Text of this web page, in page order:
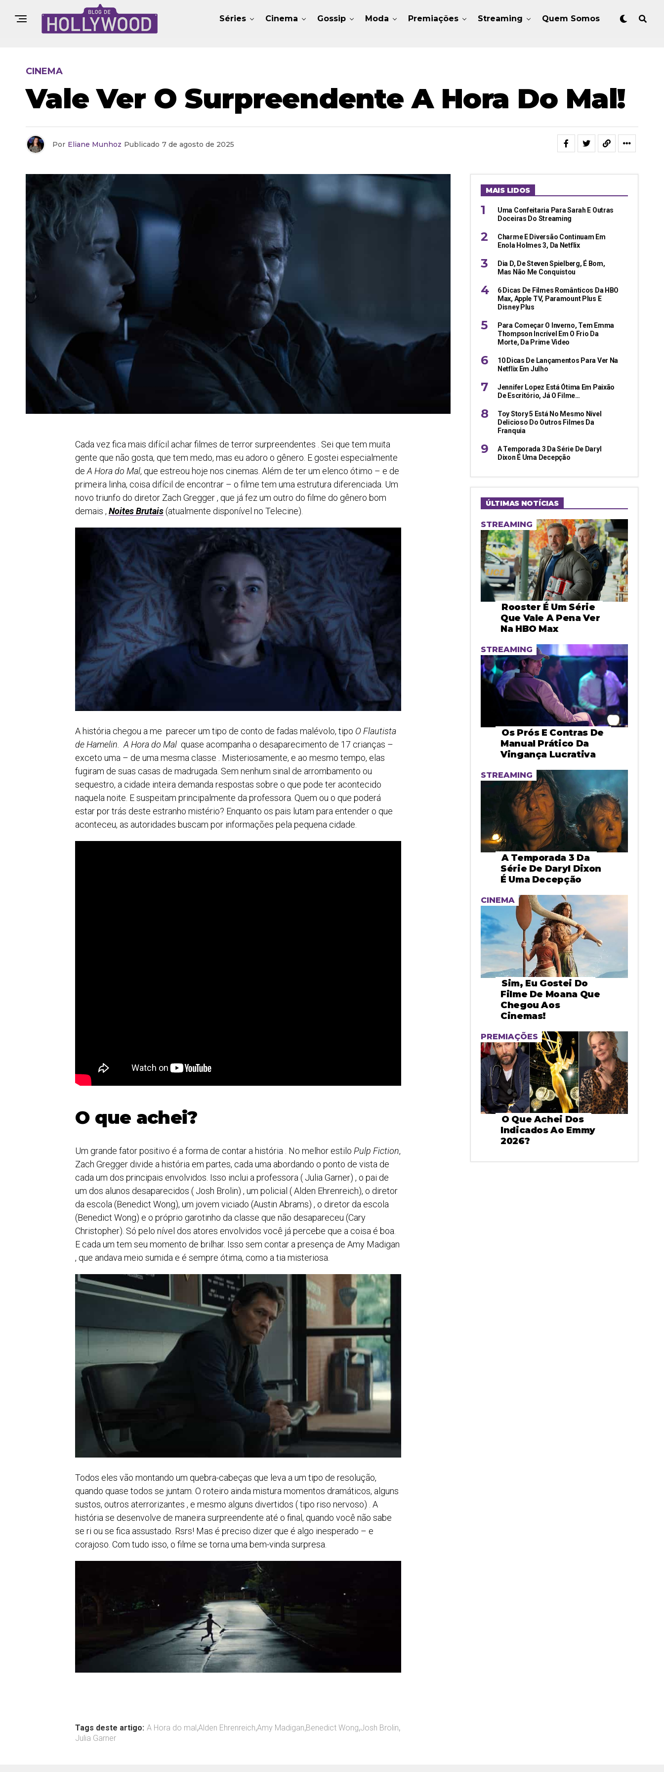
Séries Cinema Gossip Moda Premiações Streaming Quem Somos
CINEMA
Vale Ver O Surpreendente A Hora Do Mal!
Por Eliane Munhoz Publicado 7 de agosto de 2025
Cada vez fica mais difícil achar filmes de terror surpreendentes . Sei que tem muita
gente que não gosta, que tem medo, mas eu adoro o gênero. E gostei especialmente
de A Hora do Mal, que estreou hoje nos cinemas. Além de ter um elenco ótimo – e de
primeira linha, coisa difícil de encontrar – o filme tem uma estrutura diferenciada. Um
novo triunfo do diretor Zach Gregger , que já fez um outro do filme do gênero bom
demais , Noites Brutais(atualmente disponível no Telecine).
A história chegou a me parecer um tipo de conto de fadas malévolo, tipo O Flautista
de Hamelin. A Hora do Mal quase acompanha o desaparecimento de 17 crianças –
exceto uma – de uma mesma classe . Misteriosamente, e ao mesmo tempo, elas
fugiram de suas casas de madrugada. Sem nenhum sinal de arrombamento ou
sequestro, a cidade inteira demanda respostas sobre o que pode ter acontecido
naquela noite. E suspeitam principalmente da professora. Quem ou o que poderá
estar por trás deste estranho mistério? Enquanto os pais lutam para entender o que
aconteceu, as autoridades buscam por informações pela pequena cidade.
O que achei?
Um grande fator positivo é a forma de contar a história . No melhor estilo Pulp Fiction,
Zach Gregger divide a história em partes, cada uma abordando o ponto de vista de
cada um dos principais envolvidos. Isso inclui a professora ( Julia Garner) , o pai de
um dos alunos desaparecidos ( Josh Brolin) , um policial ( Alden Ehrenreich), o diretor
da escola (Benedict Wong), um jovem viciado (Austin Abrams) , o diretor da escola
(Benedict Wong) e o próprio garotinho da classe que não desapareceu (Cary
Christopher). Só pelo nível dos atores envolvidos você já percebe que a coisa é boa.
E cada um tem seu momento de brilhar. Isso sem contar a presença de Amy Madigan
, que andava meio sumida e é sempre ótima, como a tia misteriosa.
Todos eles vão montando um quebra-cabeças que leva a um tipo de resolução,
quando quase todos se juntam. O roteiro ainda mistura momentos dramáticos, alguns
sustos, outros aterrorizantes , e mesmo alguns divertidos ( tipo riso nervoso) . A
história se desenvolve de maneira surpreendente até o final, quando você não sabe
se ri ou se fica assustado. Rsrs! Mas é preciso dizer que é algo inesperado – e
corajoso. Com tudo isso, o filme se torna uma bem-vinda surpresa.
Tags deste artigo: A Hora do mal ,Alden Ehrenreich,Amy Madigan,Benedict Wong,Josh Brolin,
Julia Garner
MAIS LIDOS
Uma Confeitaria Para Sarah E Outras
Doceiras Do Streaming
Charme E Diversão Continuam Em
Enola Holmes 3, Da Netflix
Dia D, De Steven Spielberg, É Bom,
Mas Não Me Conquistou
6 Dicas De Filmes Românticos Da HBO
Max, Apple TV, Paramount Plus E
Disney Plus
Para Começar O Inverno, Tem Emma
Thompson Incrível Em O Frio Da
Morte, Da Prime Video
10 Dicas De Lançamentos Para Ver Na
Netflix Em Julho
Jennifer Lopez Está Ótima Em Paixão
De Escritório, Já O Filme…
Toy Story 5 Está No Mesmo Nível
Delicioso Do Outros Filmes Da
Franquia
A Temporada 3 Da Série De Daryl
Dixon É Uma Decepção
ÚLTIMAS NOTÍCIAS
STREAMING
Rooster É Um Série
Que Vale A Pena Ver
Na HBO Max
STREAMING
Os Prós E Contras De
Manual Prático Da
Vingança Lucrativa
STREAMING
A Temporada 3 Da
Série De Daryl Dixon
É Uma Decepção
CINEMA
Sim, Eu Gostei Do
Filme De Moana Que
Chegou Aos
Cinemas!
PREMIAÇÕES
O Que Achei Dos
Indicados Ao Emmy
2026?